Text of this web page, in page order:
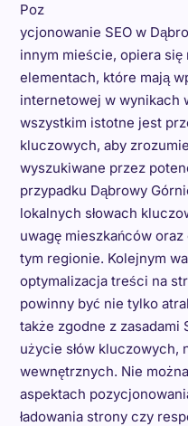
Poz
ycjonowanie SEO w
innym mieście, opiera
elementach, które mają
internetowej w wynikach
wszystkim istotne jest
kluczowych, aby
wyszukiwane przez
przypadku Dąbrowy
lokalnych słowach
uwagę mieszkańców
tym regionie. Kolejnym
optymalizacja treści na
powinny być nie tylko
także zgodne z zasadami
użycie słów kluczowych,
wewnętrznych. Nie
aspektach
ładowania strony czy